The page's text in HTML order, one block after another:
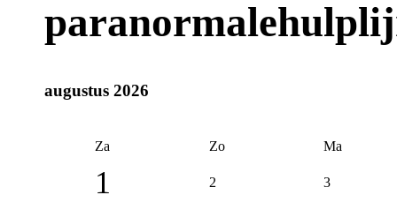
augustus 2026
Za Zo Ma
1 2 3